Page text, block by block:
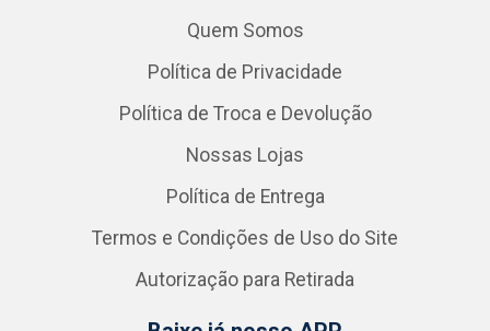
Quem Somos
Política de Privacidade
Política de Troca e Devolução
Nossas Lojas
Política de Entrega
Termos e Condições de Uso do Site
Autorização para Retirada